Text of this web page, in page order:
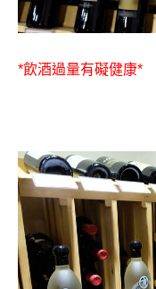
*飲酒過量有礙健康*